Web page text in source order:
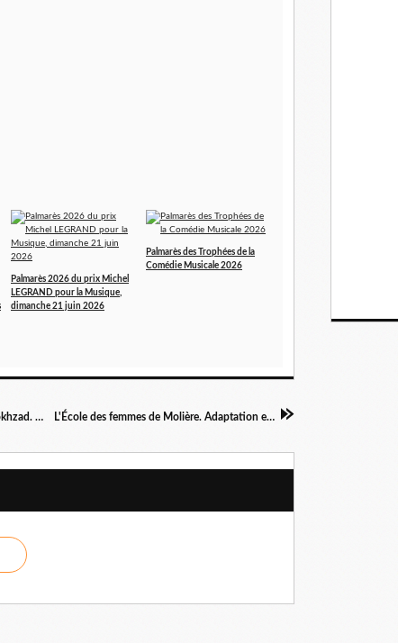
Palmarès 2026 du prix Michel
LEGRAND pour la Musique,
dimanche 21 juin 2026
Palmarès des Trophées de la
Comédie Musicale 2026
Ma maison est noire D’après les textes de Forough Farrokhzad. Adaptation, mise en scène et jeu : Mina Kavani L'École des femmes de Molière. Adaptation et mise en scène Frédérique Lazarini